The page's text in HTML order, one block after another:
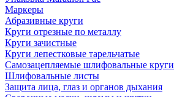
Маркеры
Абразивные круги
Круги отрезные по металлу
Круги зачистные
Круги лепестковые тарельчатые
Самозацепляемые шлифовальные круги
Шлифовальные листы
Защита лица, глаз и органов дыхания